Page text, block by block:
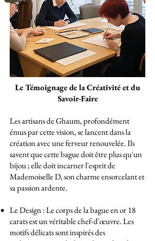
Le Témoignage de la Créativité et du
Savoir-Faire
Les artisans de Ghaum, profondément
émus par cette vision, se lancent dans la
création avec une ferveur renouvelée. Ils
savent que cette bague doit être plus qu'un
bijou ; elle doit incarner l'esprit de
Mademoiselle D, son charme ensorcelant et
sa passion ardente.
Le Design : Le corps de la bague en or 18
carats est un véritable chef-d'œuvre. Les
motifs délicats sont inspirés des